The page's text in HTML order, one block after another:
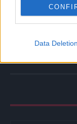
Data Deletion
Imate li vi možda